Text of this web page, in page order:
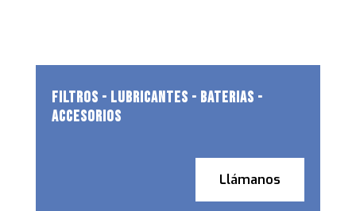
FILTROS - LUBRICANTES - BATERIAS -
ACCESORIOS
Llámanos